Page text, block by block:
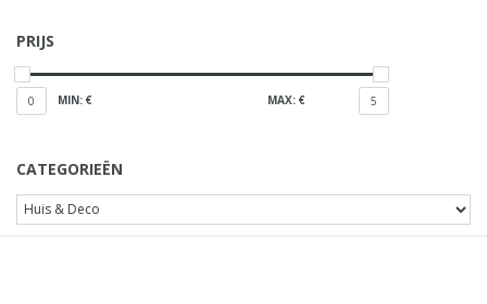
PRIJS
0 MIN: € MAX: € 5
CATEGORIEËN